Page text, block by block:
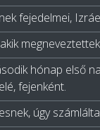
fejedelmei,
hónap első
fejenként.
úgy